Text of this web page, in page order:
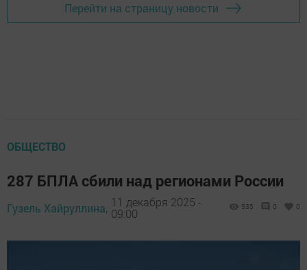
Перейти на страницу новости
ОБЩЕСТВО
287 БПЛА сбили над регионами России
Гузель Хайруллина, 11 декабря 2025 -
09:00
535 0 0